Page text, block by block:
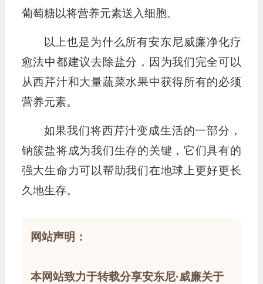
葡萄糖以将营养元素送入细胞。
以上也是为什么所有安东尼威廉净化疗
愈法中都建议去除盐分，因为我们完全可以
从西芹汁和大量蔬菜水果中获得所有的必须
营养元素。
如果我们将西芹汁变成生活的一部分，
钠簇盐将成为我们生存的关键，它们具有的
强大生命力可以帮助我们在地球上更好更长
久地生存。
网站声明：
本网站致力于转载分享安东尼·威廉关于